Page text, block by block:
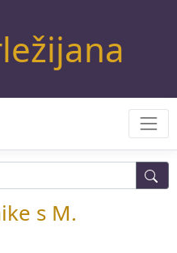
s M.